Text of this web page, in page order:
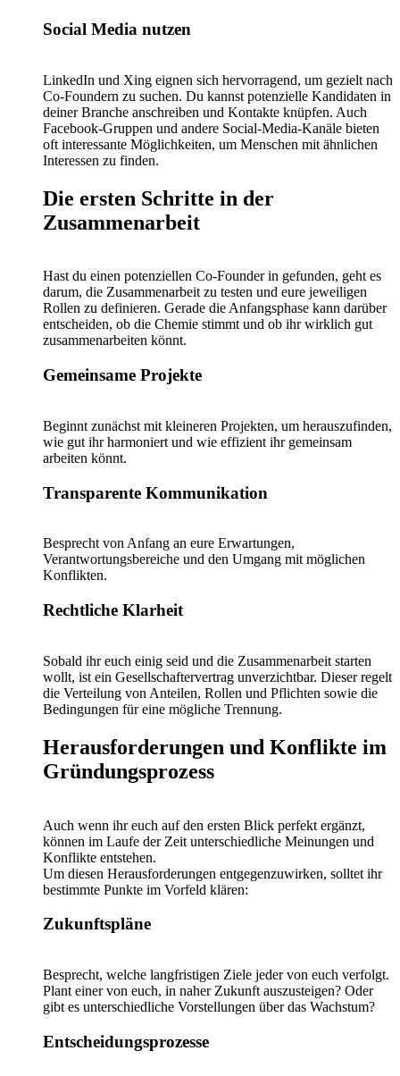
Social Media nutzen
LinkedIn und Xing eignen sich hervorragend, um gezielt nach
Co-Foundern zu suchen. Du kannst potenzielle Kandidaten in
deiner Branche anschreiben und Kontakte knüpfen. Auch
Facebook-Gruppen und andere Social-Media-Kanäle bieten
oft interessante Möglichkeiten, um Menschen mit ähnlichen
Interessen zu finden.
Die ersten Schritte in der
Zusammenarbeit
Hast du einen potenziellen Co-Founder in gefunden, geht es
darum, die Zusammenarbeit zu testen und eure jeweiligen
Rollen zu definieren. Gerade die Anfangsphase kann darüber
entscheiden, ob die Chemie stimmt und ob ihr wirklich gut
zusammenarbeiten könnt.
Gemeinsame Projekte
Beginnt zunächst mit kleineren Projekten, um herauszufinden,
wie gut ihr harmoniert und wie effizient ihr gemeinsam
arbeiten könnt.
Transparente Kommunikation
Besprecht von Anfang an eure Erwartungen,
Verantwortungsbereiche und den Umgang mit möglichen
Konflikten.
Rechtliche Klarheit
Sobald ihr euch einig seid und die Zusammenarbeit starten
wollt, ist ein Gesellschaftervertrag unverzichtbar. Dieser regelt
die Verteilung von Anteilen, Rollen und Pflichten sowie die
Bedingungen für eine mögliche Trennung.
Herausforderungen und Konflikte im
Gründungsprozess
Auch wenn ihr euch auf den ersten Blick perfekt ergänzt,
können im Laufe der Zeit unterschiedliche Meinungen und
Konflikte entstehen.
Um diesen Herausforderungen entgegenzuwirken, solltet ihr
bestimmte Punkte im Vorfeld klären:
Zukunftspläne
Besprecht, welche langfristigen Ziele jeder von euch verfolgt.
Plant einer von euch, in naher Zukunft auszusteigen? Oder
gibt es unterschiedliche Vorstellungen über das Wachstum?
Entscheidungsprozesse